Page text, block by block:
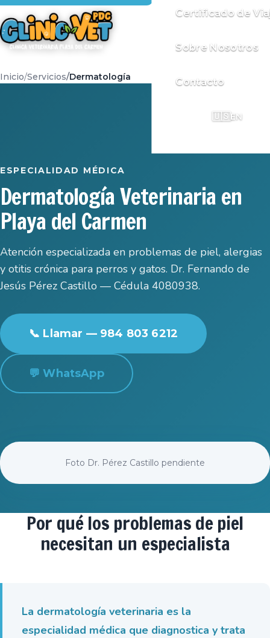
Certificado de
Sobre Nosotros
Contacto
🇺🇸EN
Inicio Servicios Dermatología
ESPECIALIDAD MÉDICA
Dermatología Veterinaria en
Playa del Carmen
Atención especializada en problemas de piel, alergias
y otitis crónica para perros y gatos. Dr. Fernando de
Jesús Pérez Castillo — Cédula 4080938.
📞 Llamar — 984 803 6212
💬 WhatsApp
Foto Dr. Pérez Castillo pendiente
Por qué los problemas de piel
necesitan un especialista
La dermatología veterinaria es la
especialidad médica que diagnostica y trata